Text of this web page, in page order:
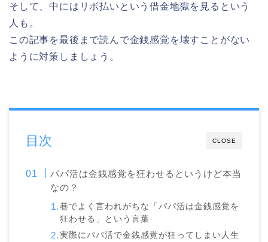
そして、中にはリボ払いという借金地獄を見るという
人も。
この記事を最後まで読んで金銭感覚を壊すことがない
ように対策しましょう。
CLOSE
目次
パパ活は金銭感覚を狂わせるというけど本当
なの？
巷でよく言われがちな「パパ活は金銭感覚を
狂わせる」という言葉
実際にパパ活で金銭感覚が狂ってしまい人生